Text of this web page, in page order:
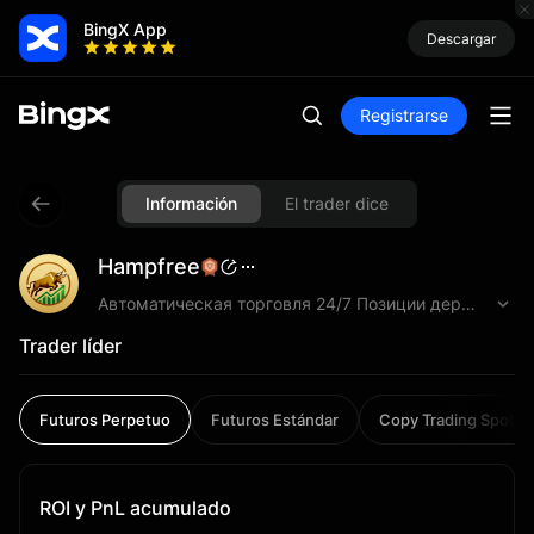
BingX App Descargar
Registrarse
Información El trader dice
Hampfree
Автоматическая торговля 24/7 Позиции держу от минут до 10 дней, подстраиваюсь под рыночные условия. Работаю с 200+ активами, используя умеренное плечо 5-10× и строгие стопы для защиты капитала. Торговля работает в основном на автопилоте: анализ, выбор активов, управление позициями. Ручное участие редкое — только мониторинг и настройки параметров. Вся история торговли открыта. Видны периоды прибыли и периоды просадок — полная прозрачность. Фьючерсы USDT, гибкие параметры для разных уровней капитала. --- Trading 24/7, mostly automated. Positions from minutes to 10 days. 200+ assets, 5-10x leverage with strict stops. Full transparency on all results.
Trader líder
Futuros Perpetuo Futuros Estándar Copy Trading Spot
ROI y PnL acumulado